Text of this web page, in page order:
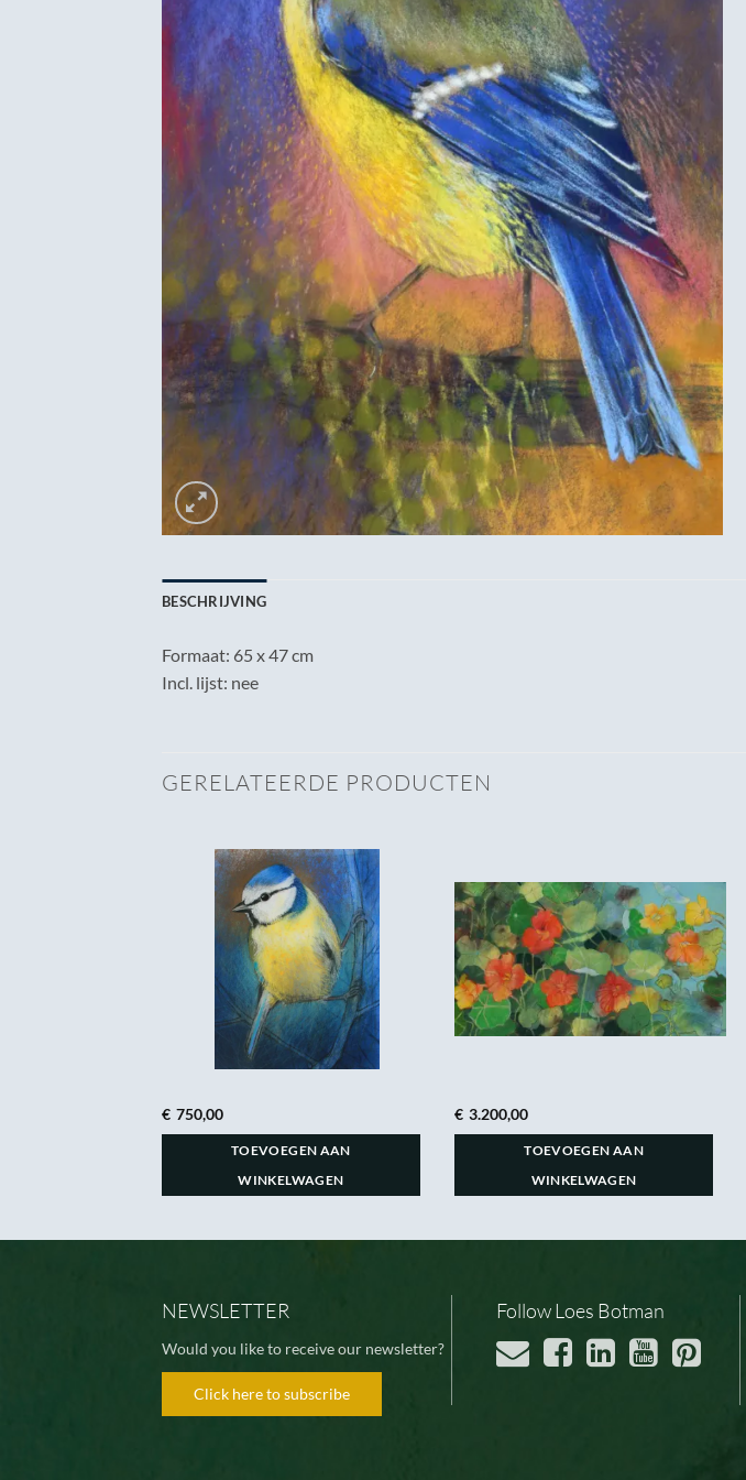
BESCHRIJVING
Formaat: 65 x 47 cm
Incl. lijst: nee
GERELATEERDE PRODUCTEN
€ 750,00
TOEVOEGEN AAN
WINKELWAGEN
€ 3.200,00
TOEVOEGEN AAN
WINKELWAGEN
NEWSLETTER
Would you like to receive our newsletter?
Click here to subscribe
Follow Loes Botman